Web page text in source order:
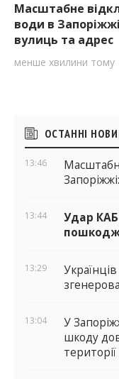
Масштабне
води в
вулиць та адрес
менше хвилини тому
Бічні
віджети
ОСТАННІ
13:46
13:44
Удар
13:29
13:04
У
шкоду
території